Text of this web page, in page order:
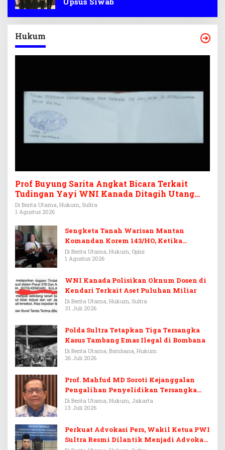
Hukum
Prof Buyung Sarita Angkat Bicara Terkait
Tudingan Yayi WNI Kanada Ditagih Utang
Rp3,6 Miliar
Di Berita Utama, Hukum, Sultra
1 Agustus 2026
Sengketa Tanah Warisan Mantan
Komandan Korem 143/HO, Ketika
Warisan Menjadi Arena Pemerasan
Di Berita Utama, Hukum, Opini
1 Agustus 2026
WNI Kanada Polisikan Oknum Dosen di
Kendari Terkait Aset Puluhan Miliar
Di Berita Utama, Hukum, Sultra
31 Juli 2026
Polda Sultra Tetapkan Tiga Tersangka
Kasus Tambang Emas Ilegal di Bombana
Di Berita Utama, Bombana, Hukum
26 Juli 2026
Prof. Mahfud MD Soroti Kejanggalan
Pengalihan Penyelidikan Tersangka
Febrie Adriansyah
Di Berita Utama, Hukum, Jakarta
13 Juli 2026
Perkuat Advokasi Pers, Wakil Ketua PWI
Sultra Resmi Dilantik Menjadi Advokat